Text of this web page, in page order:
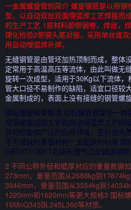
一金属螺旋管的简介 螺旋钢管是以带
型，以自动双丝双面埋弧焊工艺焊接而
的生产工艺 1原材料即带钢卷，焊丝，
理化检验2带钢头尾对接，采用单丝或
用自动埋弧焊补焊。
无缝钢管是由管坯加热顶制而成，整体
定常用于高温高压等流体，由此叫做无
旋转一次成型，适用于30Kg以下流体
管大口径不易制作的缺陷，适宜口径较
金属制成的，表面上没有接缝的钢管螺旋
国标螺旋钢管概述 国标螺旋钢管是一
常温螺旋成型工艺和自动埋弧焊工艺焊
良的性能和广泛的应用领域，是石油天
不可或缺的重要材料一主要执行标准 国
GBT97112017石油天然气工业输送钢管
2 不同公称外径和壁厚对应的重量数据
273mm，重量范围从2688kg到
3946mm，重量范围从3354kg到
1220mm和1620mm等更大规格3 国标
16MnQ345BL245L360等材质。